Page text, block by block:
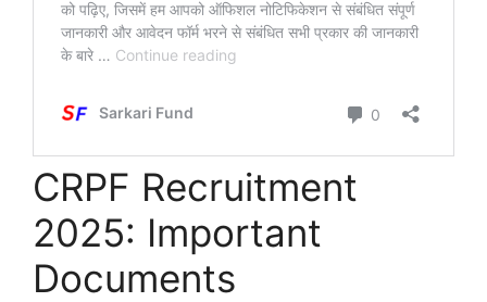
CRPF Recruitment
2025: Important
Documents